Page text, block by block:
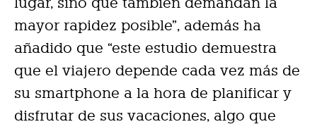
mayor rapidez posible”, además ha
añadido que “este estudio demuestra
que el viajero depende cada vez más de
su smartphone a la hora de planificar y
disfrutar de sus vacaciones, algo que